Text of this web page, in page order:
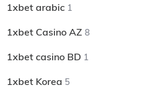
1xbet arabic 1
1xbet Casino AZ 8
1xbet casino BD 1
1xbet Korea 5